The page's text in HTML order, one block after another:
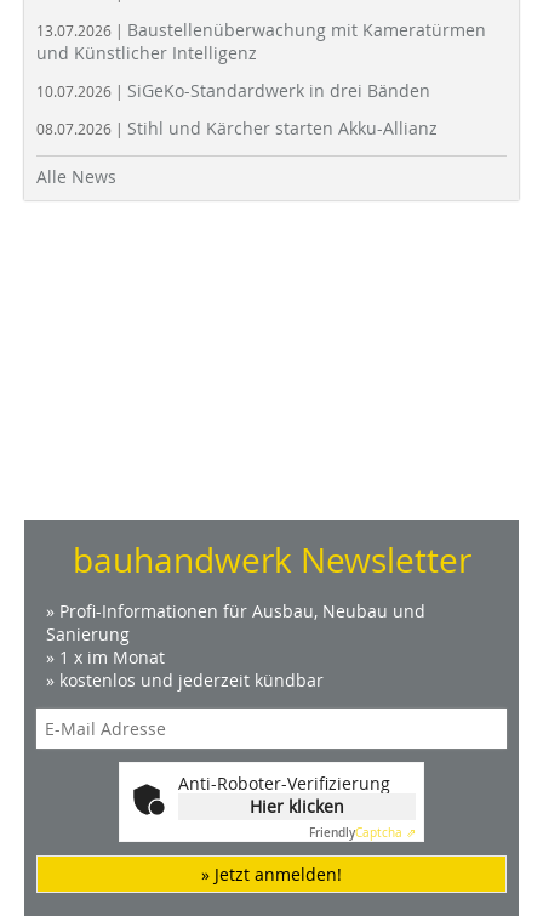
13.07.2026 | Baustellenüberwachung mit Kameratürmen
und Künstlicher Intelligenz
10.07.2026 | SiGeKo-Standardwerk in drei Bänden
08.07.2026 | Stihl und Kärcher starten Akku-Allianz
Alle News
bauhandwerk Newsletter
» Profi-Informationen für Ausbau, Neubau und
Sanierung
» 1 x im Monat
» kostenlos und jederzeit kündbar
Anti-Roboter-Verifizierung
Hier klicken
FriendlyCaptcha ⇗
» Jetzt anmelden!